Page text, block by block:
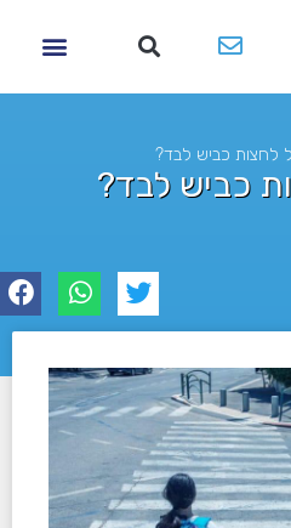
לחצות כביש לבד?
כביש לבד?